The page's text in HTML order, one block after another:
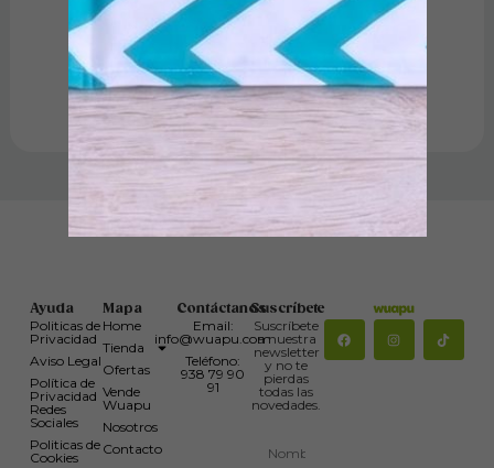
Champú pelo largo. 5 l
33,49€
Añadir al carrito
Ayuda
Politicas de
Privacidad
Aviso Legal
Política de
Privacidad
Redes
Sociales
Politicas de
Cookies
Mapa
Home
Tienda
Ofertas
Vende
Wuapu
Nosotros
Contacto
Contáctanos
Email:
info@wuapu.com
Teléfono:
938 79 90
91
Suscríbete
Suscríbete
a nuestra
newsletter
y no te
pierdas
todas las
novedades.